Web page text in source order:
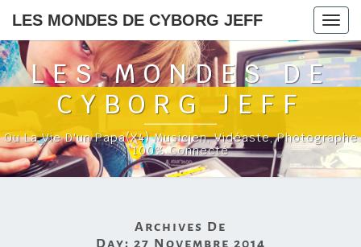
LES MONDES DE CYBORG JEFF
LES MONDES DE
CYBORG JEFF
Ou La Vie D'un Papa(x4) Musicien, Vidéaste, Photographe
100% Connecté
Archives De
Day: 27 Novembre 2014